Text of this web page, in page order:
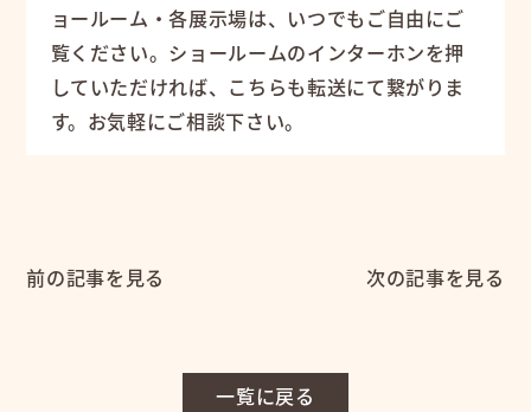
ョールーム・各展示場は、いつでもご自由にご
覧ください。ショールームのインターホンを押
していただければ、こちらも転送にて繋がりま
す。お気軽にご相談下さい。
前の記事を見る
一覧に戻る
次の記事を見る